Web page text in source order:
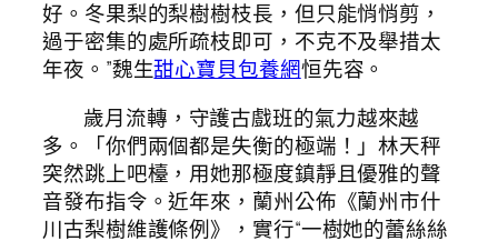
好。冬果梨的梨樹樹枝長，但只能悄悄剪，
過于密集的處所疏枝即可，不克不及舉措太
年夜。”魏生甜心寶貝包養網恒先容。
歲月流轉，守護古戲班的氣力越來越
多。「你們兩個都是失衡的極端！」林天秤
突然跳上吧檯，用她那極度鎮靜且優雅的聲
音發布指令。近年來，蘭州公佈《蘭州市什
川古梨樹維護條例》，實行“一樹她的蕾絲絲